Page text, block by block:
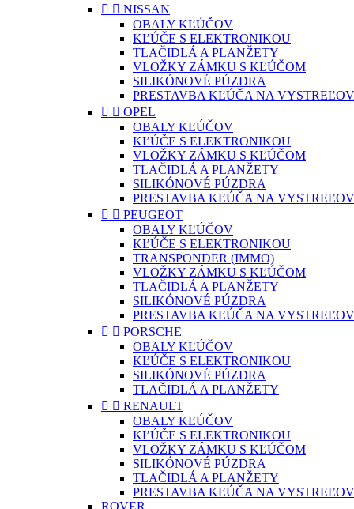
  NISSAN
OBALY KĽÚČOV
KĽÚČE S ELEKTRONIKOU
TLAČIDLÁ A PLANŽETY
VLOŽKY ZÁMKU S KĽÚČOM
SILIKÓNOVÉ PÚZDRA
PRESTAVBA KĽÚČA NA
  OPEL
OBALY KĽÚČOV
KĽÚČE S ELEKTRONIKOU
VLOŽKY ZÁMKU S KĽÚČOM
TLAČIDLÁ A PLANŽETY
SILIKÓNOVÉ PÚZDRA
PRESTAVBA KĽÚČA NA
  PEUGEOT
OBALY KĽÚČOV
KĽÚČE S ELEKTRONIKOU
TRANSPONDER (IMMO)
VLOŽKY ZÁMKU S KĽÚČOM
TLAČIDLÁ A PLANŽETY
SILIKÓNOVÉ PÚZDRA
PRESTAVBA KĽÚČA NA
  PORSCHE
OBALY KĽÚČOV
KĽÚČE S ELEKTRONIKOU
SILIKÓNOVÉ PÚZDRA
TLAČIDLÁ A PLANŽETY
  RENAULT
OBALY KĽÚČOV
KĽÚČE S ELEKTRONIKOU
VLOŽKY ZÁMKU S KĽÚČOM
SILIKÓNOVÉ PÚZDRA
TLAČIDLÁ A PLANŽETY
PRESTAVBA KĽÚČA NA
ROVER